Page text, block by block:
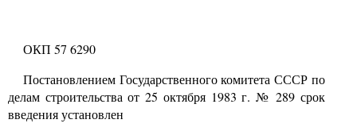
ОКП 57 6290
Постановлением Государственного комитета СССР по
делам строительства от25 октября1983 г. № 289 срок
введения установлен